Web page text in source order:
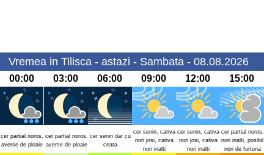
Vremea in Tilisca - astazi - Sambata - 08.08.2026
00:00 03:00 06:00 09:00 12:00 15:00
cer partial noros,
averse de ploaie
cer partial noros,
averse de ploaie
cer senin dar cu
ceata
cer senin, cativa
nori josi, cativa
nori inalti
cer senin, cativa
nori josi, cativa
nori inalti
cer partial noros,
nori inalti, posibil
nori de furtuna